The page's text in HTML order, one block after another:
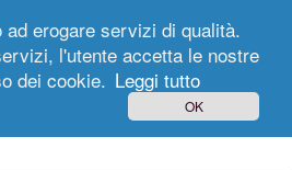
erogare servizi di qualità.
l'utente accetta le nostre
dei cookie. Leggi tutto
OK